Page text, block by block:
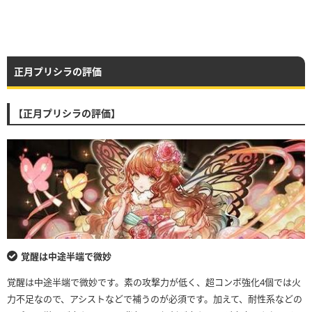
正月プリシラの評価
【正月プリシラの評価】
覚醒は中途半端で微妙
覚醒は中途半端で微妙です。素の攻撃力が低く、超コンボ強化4個では火
力不足なので、アシストなどで補うのが必須です。加えて、耐性系などの